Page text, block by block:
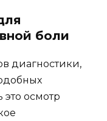
боли
диагностики,
осмотр